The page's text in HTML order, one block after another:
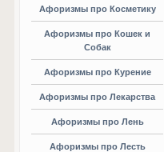
Афоризмы про Косметику
Афоризмы про Кошек и
Собак
Афоризмы про Курение
Афоризмы про Лекарства
Афоризмы про Лень
Афоризмы про Лесть